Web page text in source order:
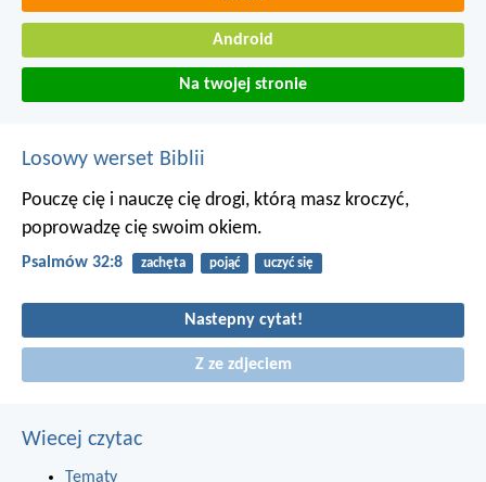
Android
Na twojej stronie
Losowy werset Biblii
Pouczę cię i nauczę cię drogi, którą masz kroczyć,
poprowadzę cię swoim okiem.
Psalmów 32:8 zachęta pojąć uczyć się
Nastepny cytat!
Z ze zdjeciem
Wiecej czytac
Tematy